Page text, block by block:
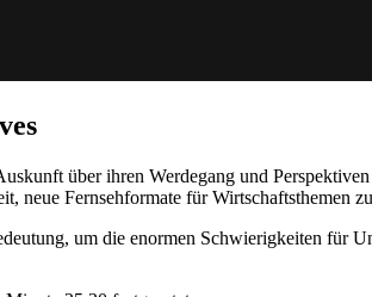
über ihren Werdegang und
Fernsehformate für Wirtschaftsthemen
um die enormen Schwierigkeiten für